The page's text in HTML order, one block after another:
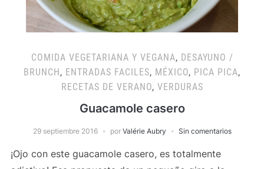
COMIDA VEGETARIANA Y VEGANA, DESAYUNO /
BRUNCH, ENTRADAS FACILES, MÉXICO, PICA PICA,
RECETAS DE VERANO, VERDURAS
Guacamole casero
29 septiembre 2016 por Valérie Aubry Sin comentarios
¡Ojo con este guacamole casero, es totalmente